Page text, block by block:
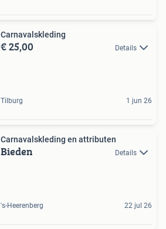
Carnavalskleding
€ 25,00 Details
Tilburg 1 jun 26
Carnavalskleding en attributen
Bieden Details
's-Heerenberg 22 jul 26